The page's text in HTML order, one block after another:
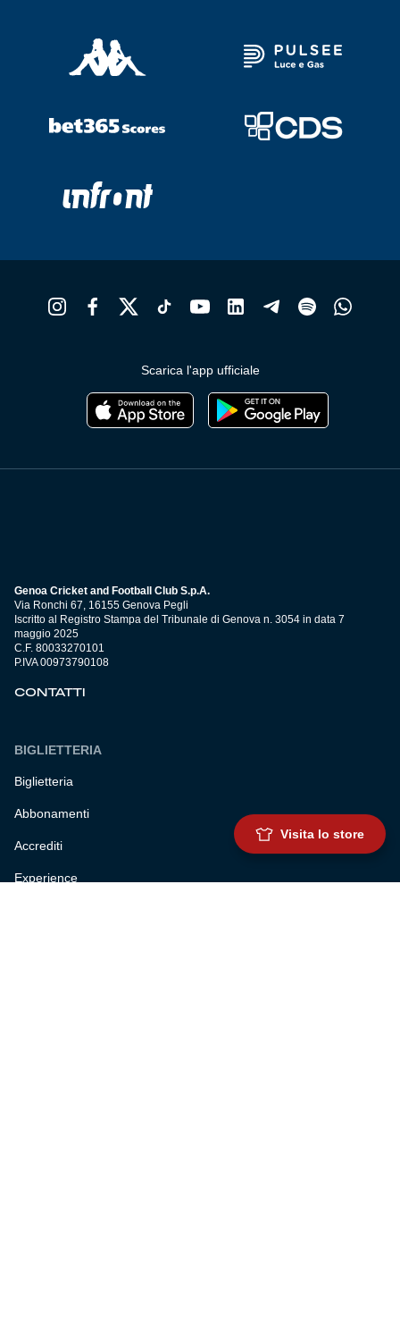
Scarica l'app ufficiale
Genoa Cricket and Football Club S.p.A.
Via Ronchi 67, 16155 Genova Pegli
Iscritto al Registro Stampa del Tribunale di Genova n. 3054 in data 7
maggio 2025
C.F. 80033270101
P.IVA 00973790108
CONTATTI
BIGLIETTERIA
Biglietteria
Abbonamenti
Accrediti
Experience
Visita lo store